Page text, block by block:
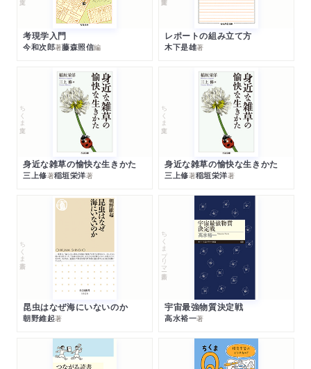
考現学入門
今和次郎著藤森照信編
レポートの組み立て方
木下是雄著
ちくま文庫
身近な雑草の愉快な生きかた
三上修著稲垣栄洋著
ちくま文庫
身近な雑草の愉快な生きかた
三上修著稲垣栄洋著
ちくま新書
昆虫はなぜ海にいないのか
朝野維起著
ちくまプリマー新書
宇宙最強物質決定戦
高水裕一著